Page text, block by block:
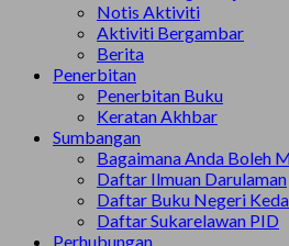
Notis Aktiviti
Aktiviti Bergambar
Berita
Penerbitan
Penerbitan Buku
Keratan Akhbar
Sumbangan
Bagaimana Anda Boleh
Daftar Ilmuan Darulaman
Daftar Buku Negeri
Daftar Sukarelawan PID
Perhubungan